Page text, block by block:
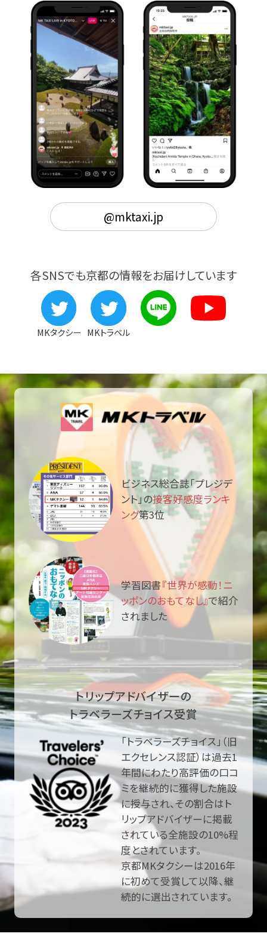
@mktaxi.jp
各SNSでも京都の情報をお届けしています
MKタクシー MKトラベル
ビジネス総合誌「プレジデ
ント」の接客好感度ランキ
ング第3位
学習図書『世界が感動！ニ
ッポンのおもてなし』で紹介
されました
トリップアドバイザーの
トラベラーズチョイス受賞
「トラベラーズチョイス」（旧
エクセレンス認証）は過去1
年間にわたり高評価の口コ
ミを継続的に獲得した施設
に授与され、その割合はト
リップアドバイザーに掲載
されている全施設の10%程
度とされています。
京都MKタクシーは2016年
に初めて受賞して以降、継
続的に選出されています。